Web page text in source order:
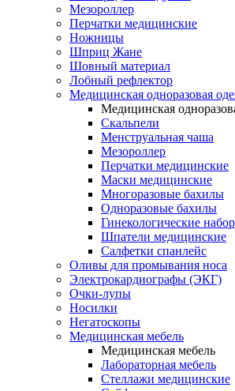
Мезороллер
Перчатки медицинские
Ножницы
Шприц Жане
Шовный материал
Лобный рефлектор
Медицинская одноразовая
Медицинская
Скальпели
Менструальная чаша
Мезороллер
Перчатки медицинские
Маски медицинские
Многоразовые бахилы
Одноразовые бахилы
Гинекологические
Шпатели медицинские
Салфетки спанлейс
Оливы для промывания носа
Электрокардиографы (ЭКГ)
Очки-лупы
Носилки
Негатоскопы
Медицинская мебель
Медицинская мебель
Лабораторная мебель
Стеллажи медицинские